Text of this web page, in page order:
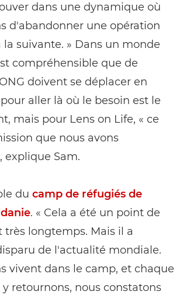
dans une dynamique où
d'abandonner une opération
la suivante. » Dans un monde
compréhensible que de
doivent se déplacer en
aller là où le besoin est le
mais pour Lens on Life, « ce
que nous avons
explique Sam.
du camp de réfugiés de
. « Cela a été un point de
longtemps. Mais il a
de l'actualité mondiale.
vivent dans le camp, et chaque
retournons, nous constatons